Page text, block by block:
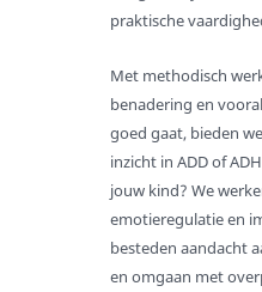
praktische
Met methodisch
benadering en
goed gaat, bieden
inzicht in ADD of
jouw kind? We
emotieregulatie en
besteden aandacht
en omgaan met
Bij dyslexie
Bij
Bij ADD en ADHD
Bij autisme
Bij trauma
Bij hechting
Bij scheiding